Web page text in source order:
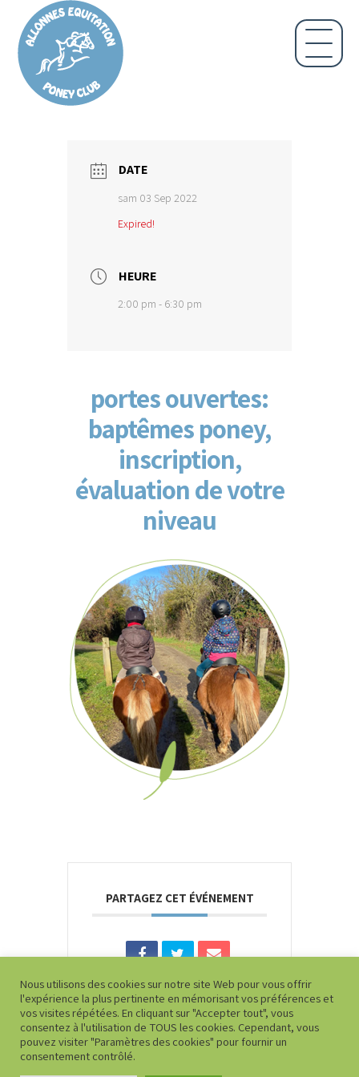
DATE
sam 03 Sep 2022
Expired!
HEURE
2:00 pm - 6:30 pm
portes ouvertes:
baptêmes poney,
inscription,
évaluation de votre
niveau
PARTAGEZ CET ÉVÉNEMENT
Allonnes Équitation - Équi Loisirs - Rue Robespierre - 72700
Allonnes - Sarthe - 02 43 80 67 99 - 06 58 77 36 76
Nous utilisons des cookies sur notre site Web pour vous offrir
l'expérience la plus pertinente en mémorisant vos préférences et
vos visites répétées. En cliquant sur "Accepter tout", vous
consentez à l'utilisation de TOUS les cookies. Cependant, vous
pouvez visiter "Paramètres des cookies" pour fournir un
consentement contrôlé.